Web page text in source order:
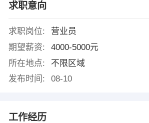
求职意向
求职岗位:
营业员
期望薪资:
4000-5000元
所在地点:
不限区域
发布时间:
08-10
工作经历